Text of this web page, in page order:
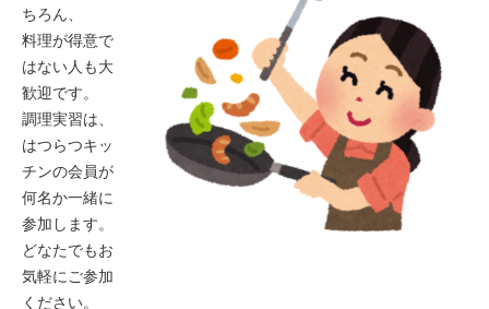
ちろん、
料理が得意で
はない人も大
歓迎です。
調理実習は、
はつらつキッ
チンの会員が
何名か一緒に
参加します。
どなたでもお
気軽にご参加
ください。